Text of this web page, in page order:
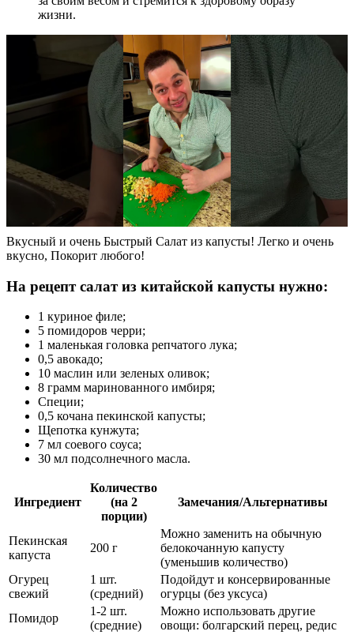
жизни.
Вкусный и очень Быстрый Салат из капусты! Легко и очень
вкусно, Покорит любого!
На рецепт салат из китайской капусты нужно:
1 куриное филе;
5 помидоров черри;
1 маленькая головка репчатого лука;
0,5 авокадо;
10 маслин или зеленых оливок;
8 грамм маринованного имбиря;
Специи;
0,5 кочана пекинской капусты;
Щепотка кунжута;
7 мл соевого соуса;
30 мл подсолнечного масла.
Ингредиент
Количество
(на 2
порции)
Замечания/Альтернативы
Пекинская
капуста
200 г
Можно заменить на обычную
белокочанную капусту
(уменьшив количество)
Огурец
свежий
1 шт.
(средний)
Подойдут и консервированные
огурцы (без уксуса)
Помидор
1-2 шт.
(средние)
Можно использовать другие
овощи: болгарский перец, редис